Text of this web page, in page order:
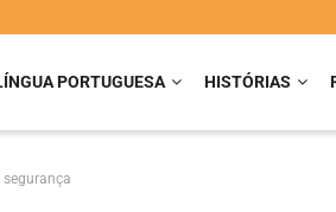
PORTUGUESA HISTÓRIAS